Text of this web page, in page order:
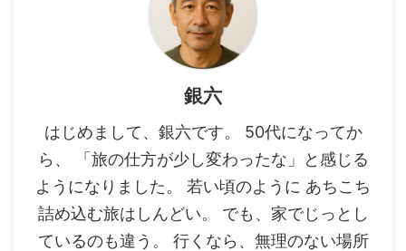
銀六
はじめまして、銀六です。 50代になってか
ら、 「旅の仕方が少し変わったな」と感じる
ようになりました。 若い頃のように あちこち
詰め込む旅はしんどい。 でも、家でじっとし
ているのも違う。 行くなら、無理のない場所